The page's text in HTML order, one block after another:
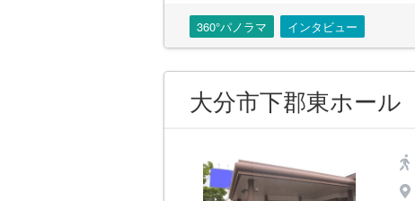
360°パノラマ インタビュー
大分市下郡東ホール